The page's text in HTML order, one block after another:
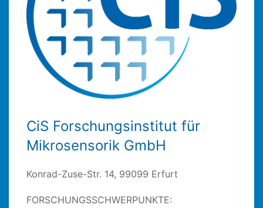
CiS Forschungsinstitut für
Mikrosensorik GmbH
Konrad-Zuse-Str. 14, 99099 Erfurt
FORSCHUNGSSCHWERPUNKTE: